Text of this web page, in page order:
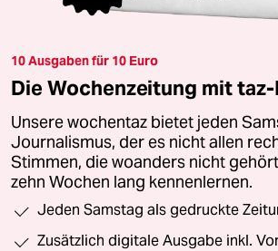
10 Ausgaben für 10 Euro
Die Wochenzeitung mit
Unsere wochentaz bietet jeden
Journalismus, der es nicht allen
Stimmen, die woanders nicht
zehn Wochen lang kennenlernen.
Jeden Samstag als gedruckte
Zusätzlich digitale Ausgabe inkl.